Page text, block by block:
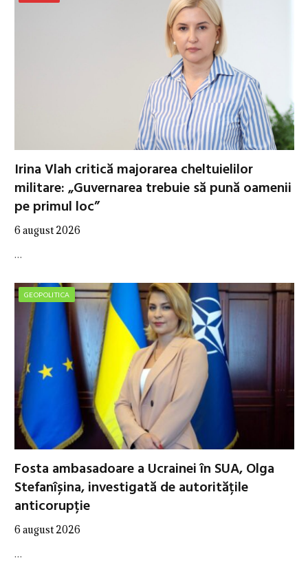
Irina Vlah critică majorarea cheltuielilor
militare: „Guvernarea trebuie să pună oamenii
pe primul loc”
6 august 2026
…
GEOPOLITICA
Fosta ambasadoare a Ucrainei în SUA, Olga
Stefanîșina, investigată de autoritățile
anticorupție
6 august 2026
…